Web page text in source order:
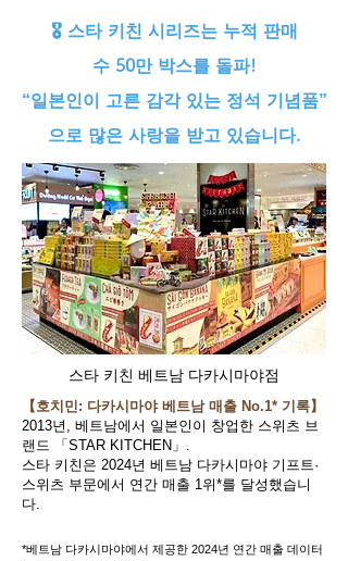
🎖 스타 키친 시리즈는 누적 판매
수 50만 박스를 돌파!
“일본인이 고른 감각 있는 정석 기념품”
으로 많은 사랑을 받고 있습니다.
스타 키친 베트남 다카시마야점
【호치민: 다카시마야 베트남 매출 No.1* 기록】
2013년, 베트남에서 일본인이 창업한 스위츠 브
랜드 「STAR KITCHEN」.
스타 키친은 2024년 베트남 다카시마야 기프트·
스위츠 부문에서 연간 매출 1위*를 달성했습니
다.
​*베트남 다카시마야에서 제공한 2024년 연간 매출 데이터